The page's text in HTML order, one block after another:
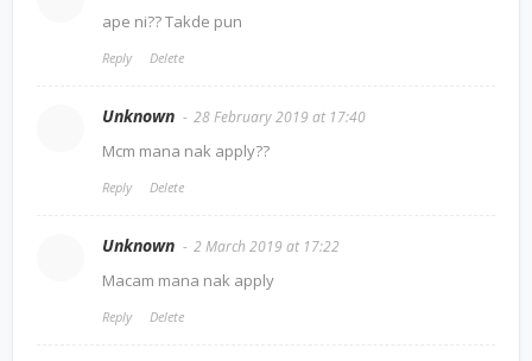
ape ni?? Takde pun
Reply Delete
Unknown 28 February 2019 at 17:40
Mcm mana nak apply??
Reply Delete
Unknown 2 March 2019 at 17:22
Macam mana nak apply
Reply Delete